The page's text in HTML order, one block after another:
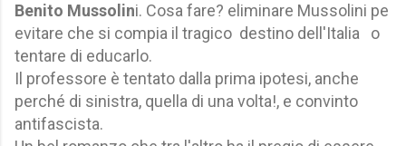
Benito Mussolini. Cosa fare? eliminare Mussolini pe
evitare che si compia il tragico destino dell'Italia o
tentare di educarlo.
Il professore è tentato dalla prima ipotesi, anche
perché di sinistra, quella di una volta!, e convinto
antifascista.